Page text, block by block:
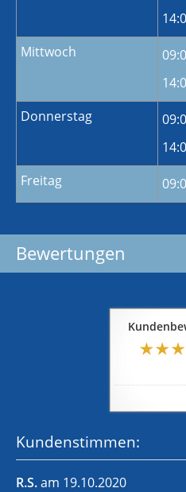
Mittwoch
Donnerstag
Freitag
Bewertungen
Kundenstimmen:
R.S.am 19.10.2020